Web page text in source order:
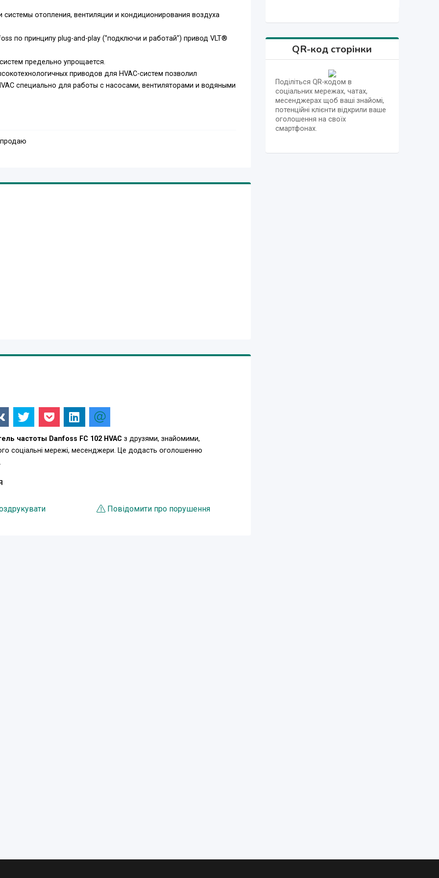
отопления, вентиляции и кондиционирования воздуха
по принципу plug-and-play ("подключи и работай") привод VLT®
предельно упрощается.
приводов для HVAC-систем позволил
специально для работы с насосами, вентиляторами и водяными
частоты Danfoss FC 102 HVAC з друзями, знайомими,
соціальні мережі, месенджери. Це додасть оголошенню
Повідомити про порушення
QR-код сторінки
Поділіться QR-кодом в
соціальних мережах, чатах,
месенджерах щоб ваші знайомі,
потенційні клієнти відкрили ваше
оголошення на своїх
смартфонах.